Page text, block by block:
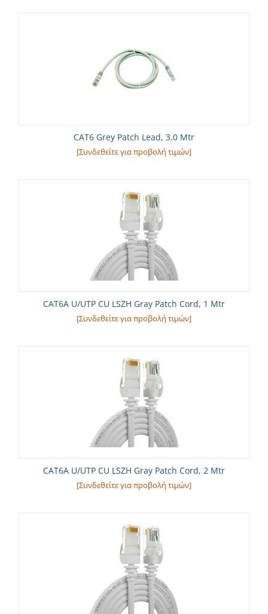
CAT6 Grey Patch Lead, 3.0 Mtr
[Συνδεθείτε για προβολή τιμών]
CAT6A U/UTP CU LSZH Gray Patch Cord, 1 Mtr
[Συνδεθείτε για προβολή τιμών]
CAT6A U/UTP CU LSZH Gray Patch Cord, 2 Mtr
[Συνδεθείτε για προβολή τιμών]